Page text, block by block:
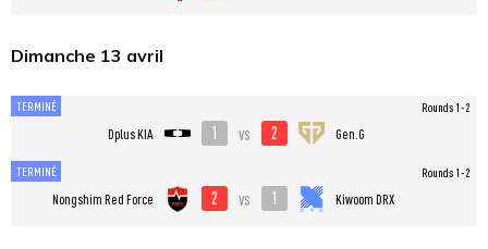
Dimanche 13 avril
TERMINÉ
Dplus KIA 1 vs 2 Gen.G
Rounds 1-2
TERMINÉ
Nongshim Red Force 2 vs 1 Kiwoom DRX
Rounds 1-2